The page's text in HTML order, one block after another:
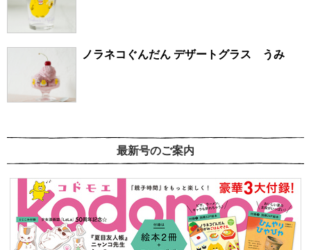
ノラネコぐんだん デザートグラス うみ
最新号のご案内